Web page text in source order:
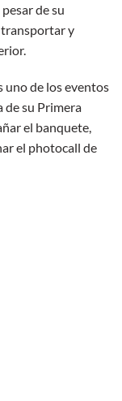
de su
transportar y
uno de los eventos
de su Primera
el banquete,
el photocall de